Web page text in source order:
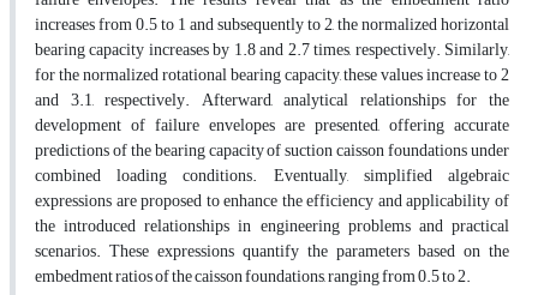
increases from 0.5 to 1 and subsequently to 2, the normalized horizontal
bearing capacity increases by 1.8 and 2.7 times, respectively. Similarly,
for the normalized rotational bearing capacity, these values increase to 2
and 3.1, respectively. Afterward, analytical relationships for the
development of failure envelopes are presented, offering accurate
predictions of the bearing capacity of suction caisson foundations under
combined loading conditions. Eventually, simplified algebraic
expressions are proposed to enhance the efficiency and applicability of
the introduced relationships in engineering problems and practical
scenarios. These expressions quantify the parameters based on the
embedment ratios of the caisson foundations, ranging from 0.5 to 2.